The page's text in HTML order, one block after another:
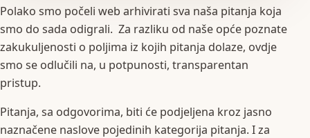
Polako smo počeli web arhivirati sva naša pitanja koja
smo do sada odigrali. Za razliku od naše opće poznate
zakukuljenosti o poljima iz kojih pitanja dolaze, ovdje
smo se odlučili na, u potpunosti, transparentan
pristup.
Pitanja, sa odgovorima, biti će podjeljena kroz jasno
naznačene naslove pojedinih kategorija pitanja. I za